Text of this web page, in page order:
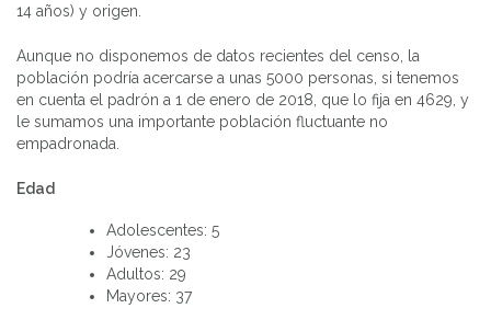
14 años) y origen.
Aunque no disponemos de datos recientes del censo, la
población podría acercarse a unas 5000 personas, si tenemos
en cuenta el padrón a 1 de enero de 2018, que lo fija en 4629, y
le sumamos una importante población fluctuante no
empadronada.
Edad
Adolescentes: 5
Jóvenes: 23
Adultos: 29
Mayores: 37